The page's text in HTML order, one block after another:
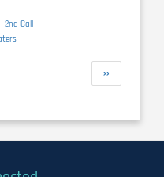
2nd Call
Next
page
››